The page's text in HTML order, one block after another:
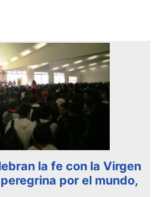
la fe con la Virgen
por el mundo,